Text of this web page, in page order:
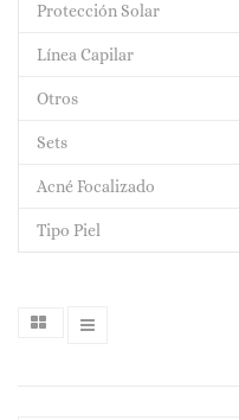
Protección Solar
Línea Capilar
Otros
Sets
Acné Focalizado
Tipo Piel